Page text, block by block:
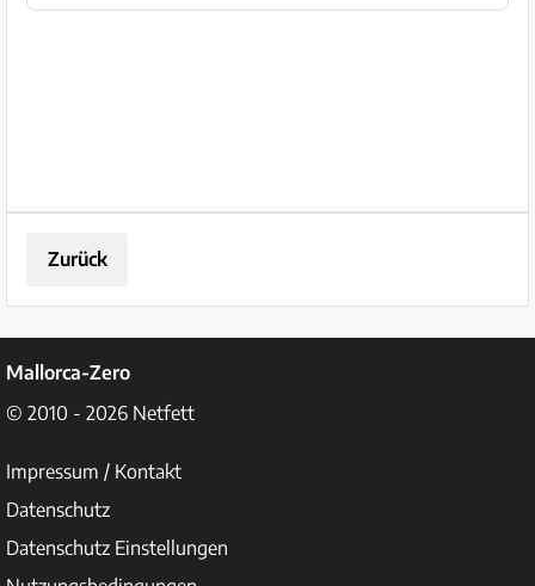
Verdeck in sehr gutem Zustand,
Zurück
Mallorca-Zero
© 2010 - 2026 Netfett
Impressum / Kontakt
Datenschutz
Datenschutz Einstellungen